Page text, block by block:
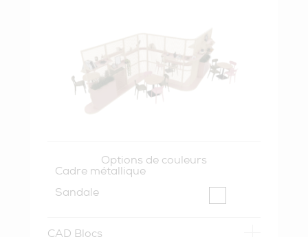
Options de couleurs
Cadre métallique
Sandale
CAD Blocs